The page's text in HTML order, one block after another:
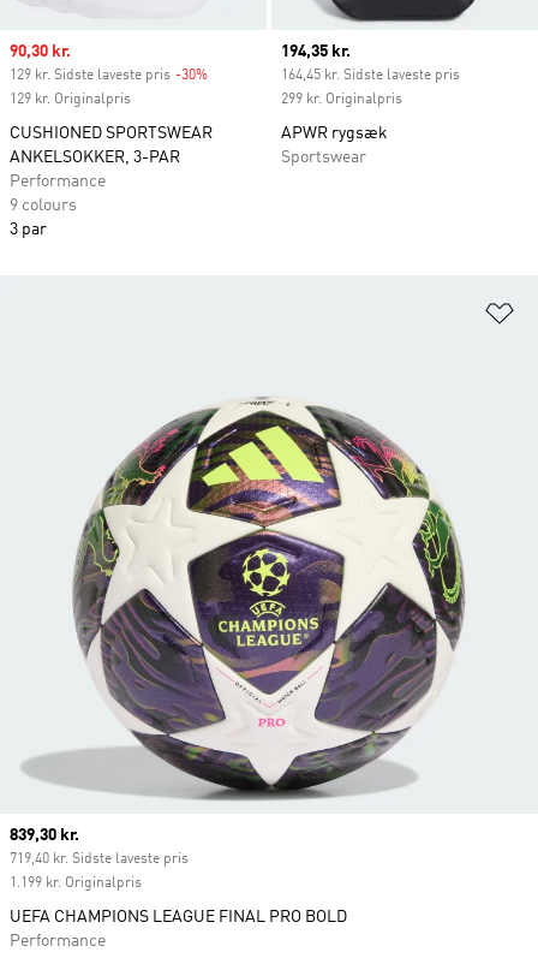
Sale price
90,30 kr.
129 kr. Sidste laveste pris -30%
129 kr. Originalpris
CUSHIONED SPORTSWEAR
ANKELSOKKER, 3-PAR
Performance
9 colours
3 par
Current price
194,35 kr.
164,45 kr. Sidste laveste pris
299 kr. Originalpris
APWR rygsæk
Sportswear
Current price
839,30 kr.
719,40 kr. Sidste laveste pris
1.199 kr. Originalpris
UEFA CHAMPIONS LEAGUE FINAL PRO BOLD
Performance